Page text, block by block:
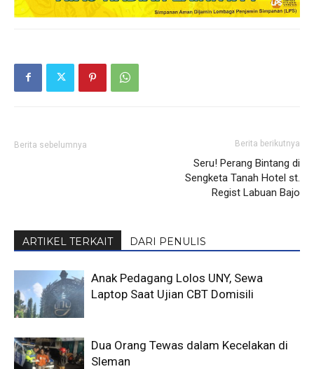
Berita sebelumnya Berita berikutnya
Seru! Perang Bintang di
Sengketa Tanah Hotel st.
Regist Labuan Bajo
ARTIKEL TERKAIT DARI PENULIS
Anak Pedagang Lolos UNY, Sewa
Laptop Saat Ujian CBT Domisili
Dua Orang Tewas dalam Kecelakan di
Sleman